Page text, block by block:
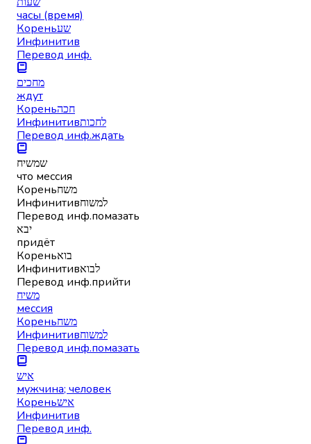
часы (время)
Кореньשע
Инфинитив
Перевод инф.
מחכים
ждут
Кореньחכה
Инфинитивלחכות
Перевод инф.ждать
שמשיח
что мессия
Кореньמשח
Инфинитивלמשוח
Перевод инф.помазать
יבא
придёт
Кореньבוא
Инфинитивלבוא
Перевод инф.прийти
משיח
мессия
Кореньמשח
Инфинитивלמשוח
Перевод инф.помазать
איש
мужчина; человек
Кореньאיש
Инфинитив
Перевод инф.